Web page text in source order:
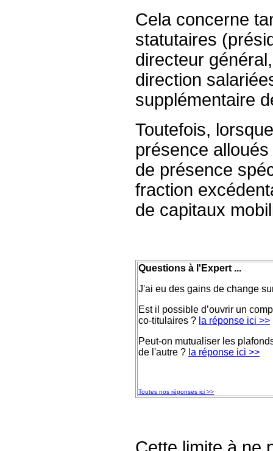
Cela concerne
statutaires
directeur
direction
supplémentaire
Toutefois,
présence
de présence
fraction
de capitaux
Questions à l'Expert ...
J'ai eu des gains de change
Est il possible d’ouvrir un
co-titulaires ? la réponse ici >>
Peut-on mutualiser les
de l'autre ? la réponse ici >>
Toutes nos réponses ici >>